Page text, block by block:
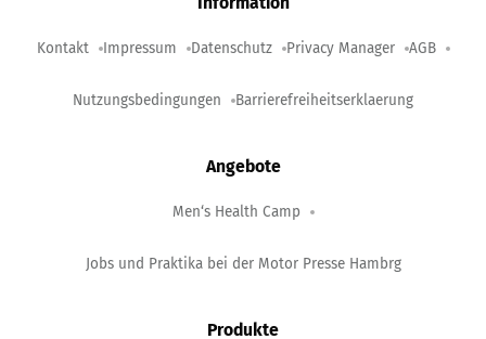
Kontakt Impressum Datenschutz Privacy Manager AGB
Nutzungsbedingungen Barrierefreiheitserklaerung
Angebote
Men‘s Health Camp
Jobs und Praktika bei der Motor Presse Hambrg
Produkte